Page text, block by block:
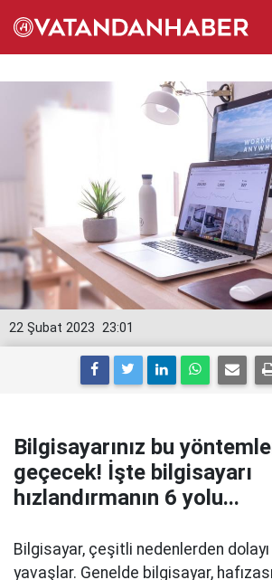
23:01
22 Şubat 2023
Bilgisayarınız bu
geçecek! İşte bilgisayarı
hızlandırmanın 6 yolu...
Bilgisayar, çeşitli nedenlerden
yavaşlar. Genelde bilgisayar,